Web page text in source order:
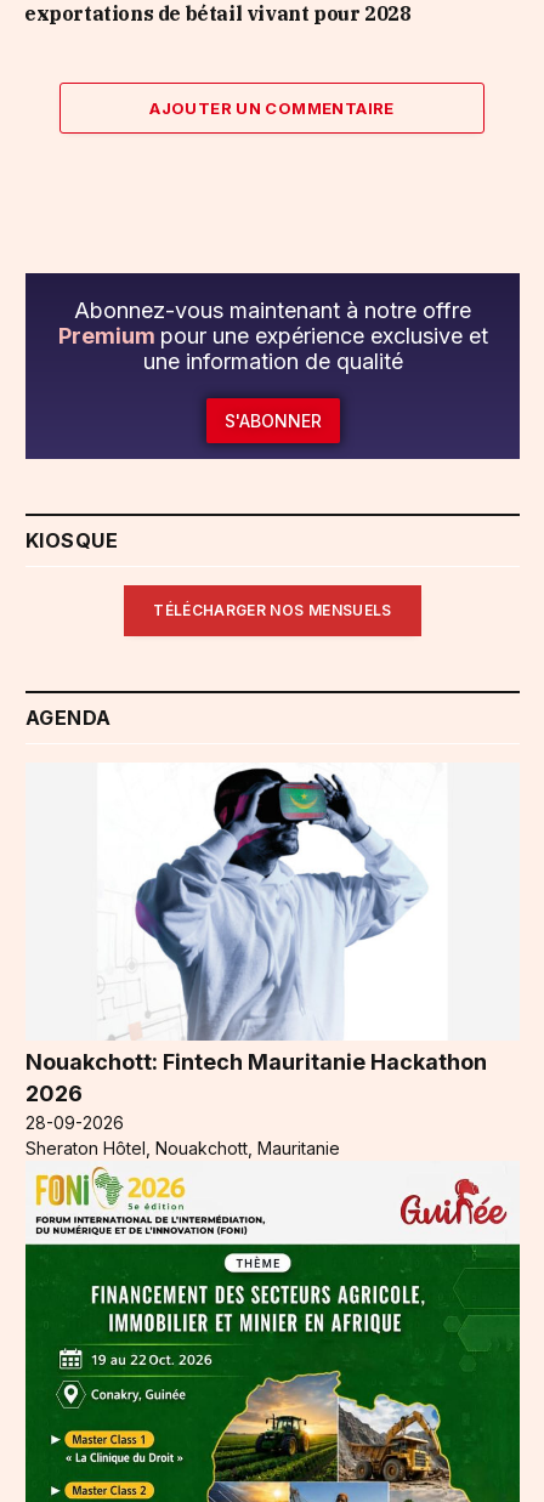
exportations de bétail vivant pour 2028
AJOUTER UN COMMENTAIRE
Abonnez-vous maintenant à notre offre
Premium pour une expérience exclusive et
une information de qualité
S'ABONNER
KIOSQUE
TÉLÉCHARGER NOS MENSUELS
AGENDA
Nouakchott: Fintech Mauritanie Hackathon
2026
28-09-2026
Sheraton Hôtel, Nouakchott, Mauritanie